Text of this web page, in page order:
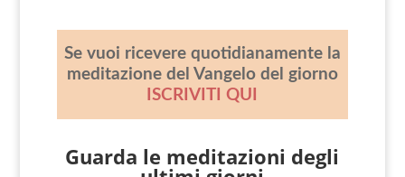
Se vuoi ricevere quotidianamente la
meditazione del Vangelo del giorno
ISCRIVITI QUI
Guarda le meditazioni degli